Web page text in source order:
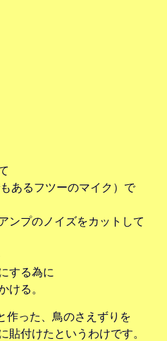
あるフツーのマイク）で
ンプのノイズをカットして
する為に
ける。
作った、鳥のさえずりを
貼付けたというわけです。